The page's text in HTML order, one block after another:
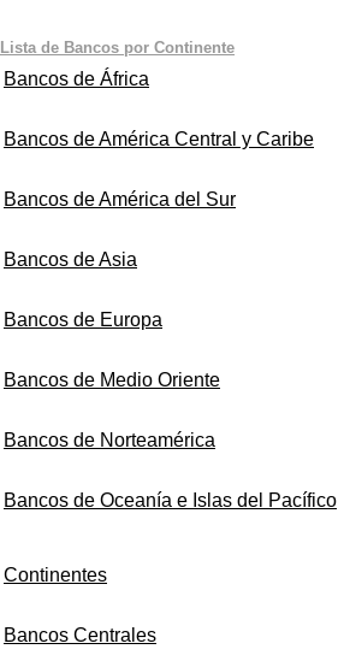
Lista de Bancos por Continente
Bancos de África
Bancos de América Central y Caribe
Bancos de América del Sur
Bancos de Asia
Bancos de Europa
Bancos de Medio Oriente
Bancos de Norteamérica
Bancos de Oceanía e Islas del Pacífico
Continentes
Bancos Centrales